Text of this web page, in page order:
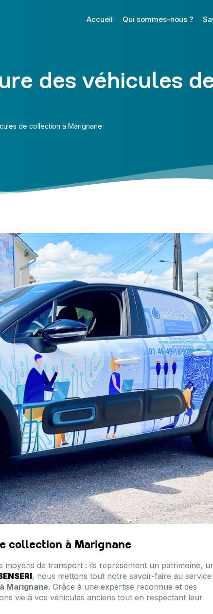
Accueil Qui sommes-nous ?
des véhicules
de collection à Marignane
collection à Marignane
moyens de transport : ils représentent un patrimoine,
, nous mettons tout notre savoir-faire au service
Marignane. Grâce à une expertise reconnue et des
vie à vos véhicules anciens tout en respectant leur